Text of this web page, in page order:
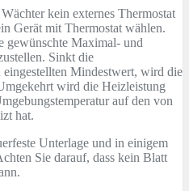
kein externes Thermostat
Gerät mit Thermostat wählen.
gewünschte Maximal- und
Sinkt die
eingestellten Mindestwert, wird die
wird die Heizleistung
auf den von
hat.
Unterlage und in einigem
Sie darauf, dass kein Blatt